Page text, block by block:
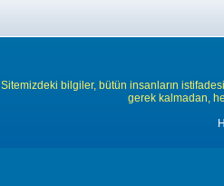
Sitemizdeki bilgiler, bütün insanların
gerek kalmadan,